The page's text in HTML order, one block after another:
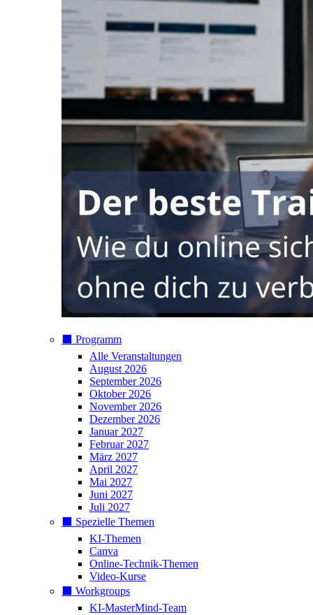
⬛️ Programm
Alle Veranstaltungen
August 2026
September 2026
Oktober 2026
November 2026
Dezember 2026
Januar 2027
Februar 2027
März 2027
April 2027
Mai 2027
Juni 2027
Juli 2027
⬛️ Spezielle Themen
KI-Themen
Canva
Online-Technik-Themen
Video-Kurse
⬛️ Workgroups
KI-MasterMind-Team